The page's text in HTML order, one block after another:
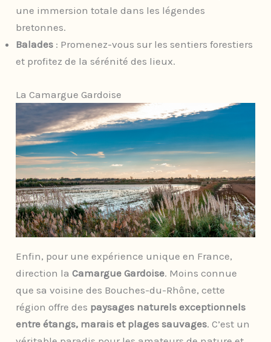
une immersion totale dans les légendes
bretonnes.
Balades : Promenez-vous sur les sentiers forestiers
et profitez de la sérénité des lieux.
La Camargue Gardoise
Enfin, pour une expérience unique en France,
direction laCamargue Gardoise. Moins connue
que sa voisine des Bouches-du-Rhône, cette
région offre des paysages naturels exceptionnels
entre étangs, marais et plages sauvages. C’est un